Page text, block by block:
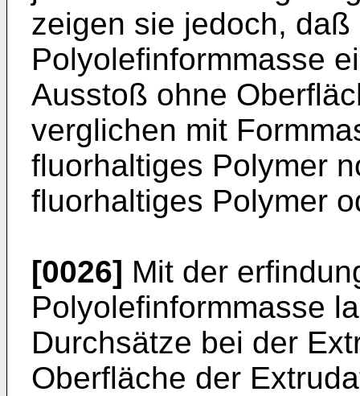
zeigen sie jedoch,
Polyolefinformmasse
Ausstoß ohne
verglichen mit
fluorhaltiges Polymer
fluorhaltiges Polymer
[0026] Mit der
Polyolefinformmasse
Durchsätze bei der
Oberfläche der